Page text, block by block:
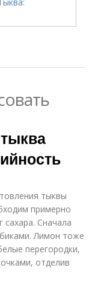
тыквы
примерно
Сначала
Лимон тоже
перегородки,
отделив